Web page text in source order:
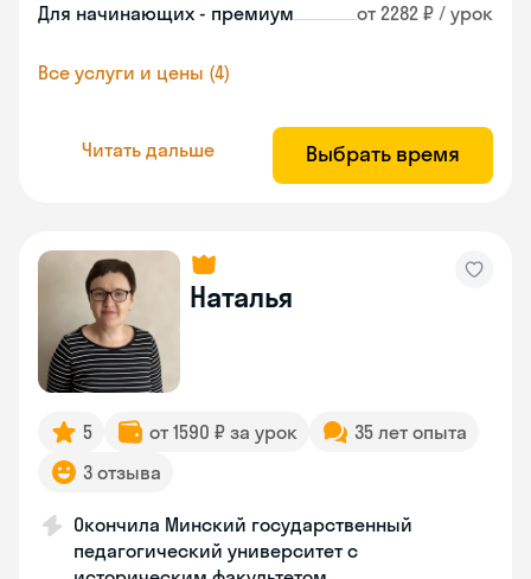
Для начинающих - премиум от 2282 ₽ / урок
Все услуги и цены (4)
Читать дальше Выбрать время
Наталья
5 от 1590 ₽ за урок
35 лет опыта
3 отзыва
Окончила Минский государственный
педагогический университет с